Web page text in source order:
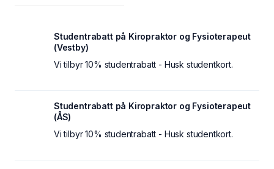
Studentrabatt på Kiropraktor og Fysioterapeut
(Vestby)
Vi tilbyr 10% studentrabatt - Husk studentkort.
Studentrabatt på Kiropraktor og Fysioterapeut
(ÅS)
Vi tilbyr 10% studentrabatt - Husk studentkort.